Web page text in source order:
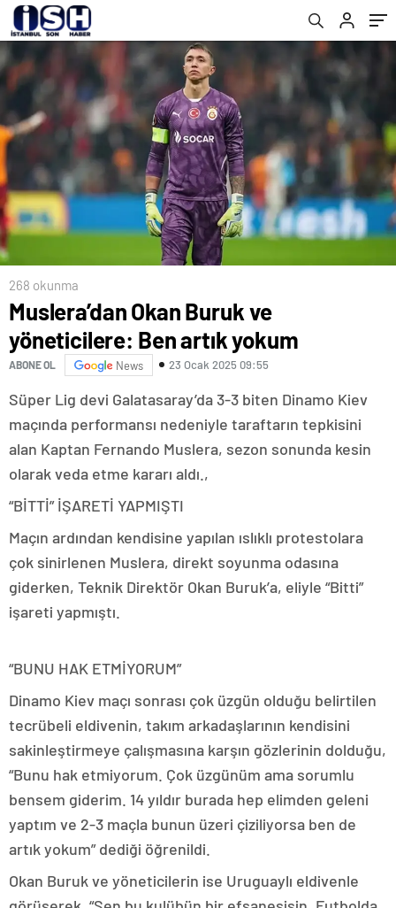
268 okunma
Muslera’dan Okan Buruk ve
yöneticilere: Ben artık yokum
ABONE OL News 23 Ocak 2025 09:55
Süper Lig devi Galatasaray’da 3-3 biten Dinamo Kiev
maçında performansı nedeniyle taraftarın tepkisini
alan Kaptan Fernando Muslera, sezon sonunda kesin
olarak veda etme kararı aldı.,
“BİTTİ” İŞARETİ YAPMIŞTI
Maçın ardından kendisine yapılan ıslıklı protestolara
çok sinirlenen Muslera, direkt soyunma odasına
giderken, Teknik Direktör Okan Buruk’a, eliyle “Bitti”
işareti yapmıştı.
“BUNU HAK ETMİYORUM”
Dinamo Kiev maçı sonrası çok üzgün olduğu belirtilen
tecrübeli eldivenin, takım arkadaşlarının kendisini
sakinleştirmeye çalışmasına karşın gözlerinin dolduğu,
“Bunu hak etmiyorum. Çok üzgünüm ama sorumlu
bensem giderim. 14 yıldır burada hep elimden geleni
yaptım ve 2-3 maçla bunun üzeri çiziliyorsa ben de
artık yokum” dediği öğrenildi.
Okan Buruk ve yöneticilerin ise Uruguaylı eldivenle